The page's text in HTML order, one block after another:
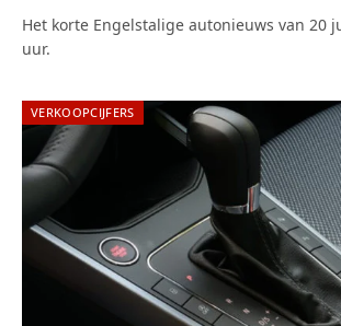
Het korte Engelstalige autonieuws van 20
uur.
VERKOOPCIJFERS